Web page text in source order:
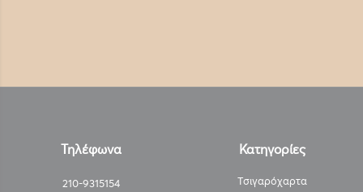
Τηλέφωνα
210-9315154
Κατηγορίες
Τσιγαρόχαρτα